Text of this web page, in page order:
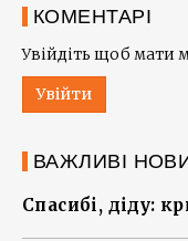
КОМЕНТАРІ
Увійдіть щоб мати
Увійти
ВАЖЛИВІ
Спасибі, діду: